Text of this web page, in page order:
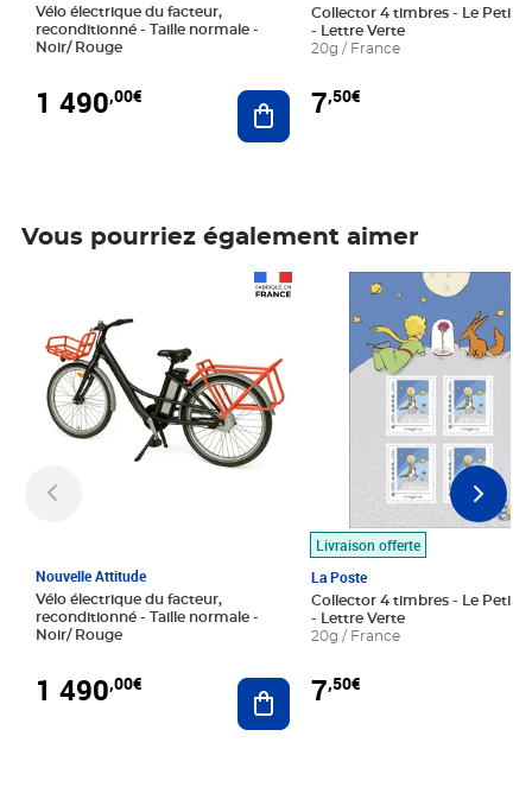
Vélo électrique du facteur,
reconditionné - Taille normale -
Noir/ Rouge
1 490,00€ Ajouter au panier
Collector 4 timbres - Le Petit
- Lettre Verte
20g / France
7,50€
Vous pourriez également aimer
Nouvelle Attitude
Vélo électrique du facteur,
reconditionné - Taille normale -
Noir/ Rouge
1 490,00€ Ajouter au panier
Livraison offerte
La Poste
Collector 4 timbres - Le Petit
- Lettre Verte
20g / France
7,50€
Prix 7,50€